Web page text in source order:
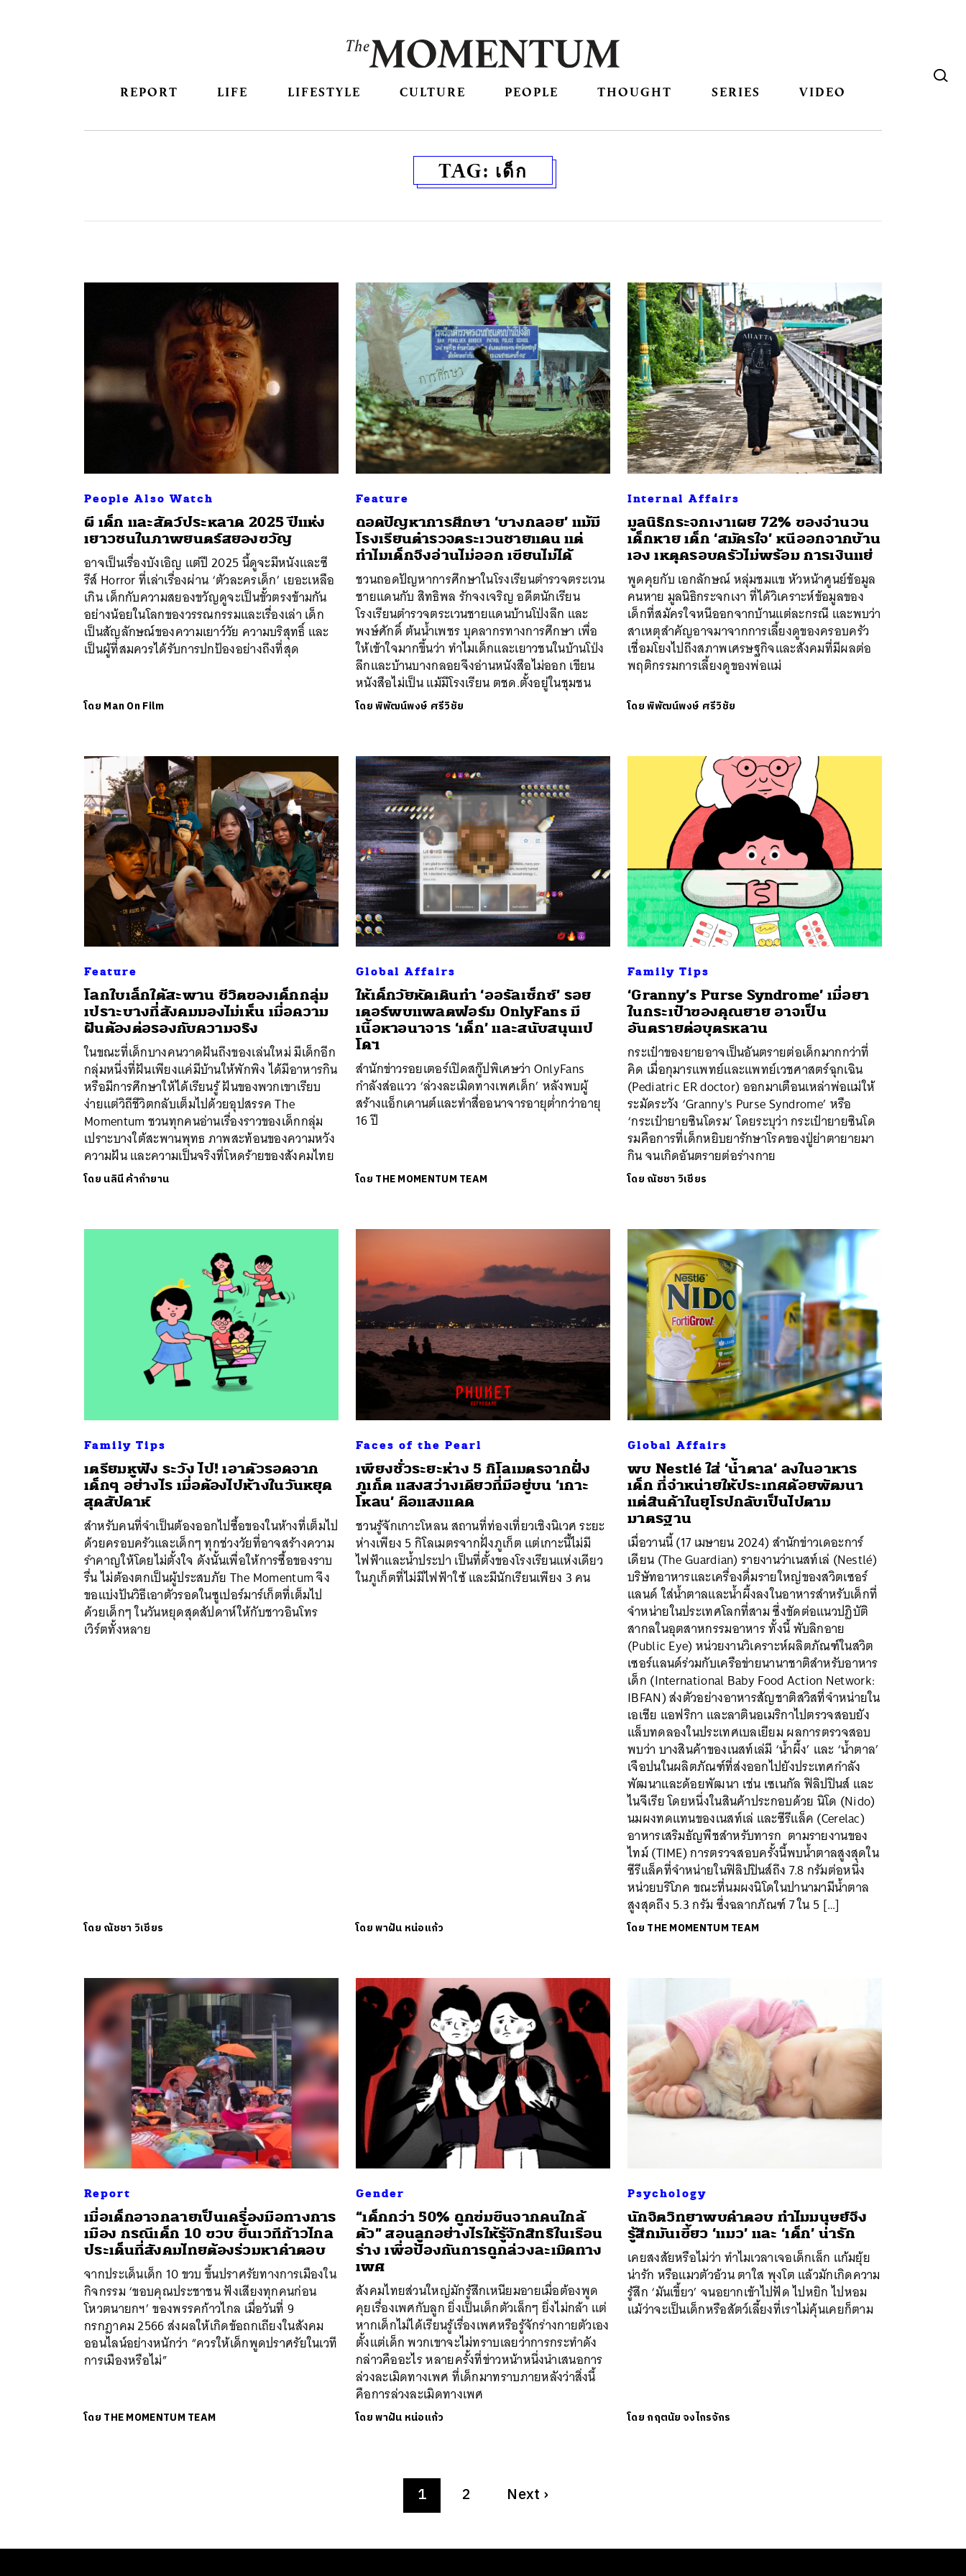
REPORT LIFE LIFESTYLE CULTURE PEOPLE THOUGHT SERIES VIDEO
TAG: เด็ก
People Also Watch
ผี เด็ก และสัตว์ประหลาด 2025 ปีแห่ง
เยาวชนในภาพยนตร์สยองขวัญ
อาจเป็นเรื่องบังเอิญ แต่ปี 2025 นี้ดูจะมีหนังและซี
รีส์ Horror ที่เล่าเรื่องผ่าน ‘ตัวละครเด็ก’ เยอะเหลือ
เกิน เด็กกับความสยองขวัญดูจะเป็นขั้วตรงข้ามกัน
อย่างน้อยในโลกของวรรณกรรมและเรื่องเล่า เด็ก
เป็นสัญลักษณ์ของความเยาว์วัย ความบริสุทธิ์ และ
เป็นผู้ที่สมควรได้รับการปกป้องอย่างถึงที่สุด
โดย Man On Film
Feature
ถอดปัญหาการศึกษา ‘บางกลอย’ แม้มี
โรงเรียนตำรวจตระเวนชายแดน แต่
ทำไมเด็กจึงอ่านไม่ออก เขียนไม่ได้
ชวนถอดปัญหาการศึกษาในโรงเรียนตำรวจตระเวน
ชายแดนกับ สิทธิพล รักจงเจริญ อดีตนักเรียน
โรงเรียนตำรวจตระเวนชายแดนบ้านโป่งลึก และ
พงษ์ศักดิ์ ต้นน้ำเพชร บุคลากรทางการศึกษา เพื่อ
ให้เข้าใจมากขึ้นว่า ทำไมเด็กและเยาวชนในบ้านโป่ง
ลึกและบ้านบางกลอยจึงอ่านหนังสือไม่ออก เขียน
หนังสือไม่เป็น แม้มีโรงเรียน ตชด.ตั้งอยู่ในชุมชน
โดยพิพัฒน์พงษ์ ศรีวิชัย
Internal Affairs
มูลนิธิกระจกเงาเผย 72% ของจำนวน
เด็กหาย เด็ก ‘สมัครใจ’ หนีออกจากบ้าน
เอง เหตุครอบครัวไม่พร้อม การเงินแย่
พูดคุยกับ เอกลักษณ์ หลุ่มชมแข หัวหน้าศูนย์ข้อมูล
คนหาย มูลนิธิกระจกเงา ที่ได้วิเคราะห์ข้อมูลของ
เด็กที่สมัครใจหนีออกจากบ้านแต่ละกรณี และพบว่า
สาเหตุสำคัญอาจมาจากการเลี้ยงดูของครอบครัว
เชื่อมโยงไปถึงสภาพเศรษฐกิจและสังคมที่มีผลต่อ
พฤติกรรมการเลี้ยงดูของพ่อแม่
โดยพิพัฒน์พงษ์ ศรีวิชัย
Feature
โลกใบเล็กใต้สะพาน ชีวิตของเด็กกลุ่ม
เปราะบางที่สังคมมองไม่เห็น เมื่อความ
ฝันต้องต่อรองกับความจริง
ในขณะที่เด็กบางคนวาดฝันถึงของเล่นใหม่ มีเด็กอีก
กลุ่มหนึ่งที่ฝันเพียงแค่มีบ้านให้พักพิง ได้มีอาหารกิน
หรือมีการศึกษาให้ได้เรียนรู้ ฝันของพวกเขาเรียบ
ง่ายแต่วิถีชีวิตกลับเต็มไปด้วยอุปสรรค The
Momentum ชวนทุกคนอ่านเรื่องราวของเด็กกลุ่ม
เปราะบางใต้สะพานพุทธ ภาพสะท้อนของความหวัง
ความฝัน และความเป็นจริงที่โหดร้ายของสังคมไทย
โดย นลินี ค้ากำยาน
Global Affairs
ให้เด็กวัยหัดเดินทำ ‘ออรัลเซ็กซ์’ รอย
เตอร์พบแพลตฟอร์ม OnlyFans มี
เนื้อหาอนาจาร ‘เด็ก’ และสนับสนุนเป
โดฯ
สำนักข่าวรอยเตอร์เปิดสกู๊ปพิเศษว่า OnlyFans
กำลังส่อแวว ‘ล่วงละเมิดทางเพศเด็ก’ หลังพบผู้
สร้างแอ็กเคานต์และทำสื่ออนาจารอายุต่ำกว่าอายุ
16 ปี
โดย THE MOMENTUM TEAM
Family Tips
‘Granny’s Purse Syndrome’ เมื่อยา
ในกระเป๋าของคุณยาย อาจเป็น
อันตรายต่อบุตรหลาน
กระเป๋าของยายอาจเป็นอันตรายต่อเด็กมากกว่าที่
คิด เมื่อกุมารแพทย์และแพทย์เวชศาสตร์ฉุกเฉิน
(Pediatric ER doctor) ออกมาเตือนเหล่าพ่อแม่ให้
ระมัดระวัง ‘Granny's Purse Syndrome’ หรือ
‘กระเป๋ายายซินโดรม’ โดยระบุว่า กระเป๋ายายซินโด
รมคือการที่เด็กหยิบยารักษาโรคของปู่ย่าตายายมา
กิน จนเกิดอันตรายต่อร่างกาย
โดย ณัชชา วิเชียร
Family Tips
เตรียมหูฟัง ระวัง ไป! เอาตัวรอดจาก
เด็กๆ อย่างไร เมื่อต้องไปห้างในวันหยุด
สุดสัปดาห์
สำหรับคนที่จำเป็นต้องออกไปซื้อของในห้างที่เต็มไป
ด้วยครอบครัวและเด็กๆ ทุกช่วงวัยที่อาจสร้างความ
รำคาญให้โดยไม่ตั้งใจ ดังนั้นเพื่อให้การซื้อของราบ
รื่น ไม่ต้องตกเป็นผู้ประสบภัย The Momentum จึง
ขอแบ่งปันวิธีเอาตัวรอดในซูเปอร์มาร์เก็ตที่เต็มไป
ด้วยเด็กๆ ในวันหยุดสุดสัปดาห์ให้กับชาวอินโทร
เวิร์ตทั้งหลาย
โดย ณัชชา วิเชียร
Faces of the Pearl
เพียงชั่วระยะห่าง 5 กิโลเมตรจากฝั่ง
ภูเก็ต แสงสว่างเดียวที่มีอยู่บน ‘เกาะ
โหลน’ คือแสงแดด
ชวนรู้จักเกาะโหลน สถานที่ท่องเที่ยวเชิงนิเวศ ระยะ
ห่างเพียง 5 กิโลเมตรจากฝั่งภูเก็ต แต่เกาะนี้ไม่มี
ไฟฟ้าและน้ำประปา เป็นที่ตั้งของโรงเรียนแห่งเดียว
ในภูเก็ตที่ไม่มีไฟฟ้าใช้ และมีนักเรียนเพียง 3 คน
โดยพาฝัน หน่อแก้ว
Global Affairs
พบ Nestlé ใส่ ‘น้ำตาล’ ลงในอาหาร
เด็ก ที่จำหน่ายให้ประเทศด้อยพัฒนา
แต่สินค้าในยุโรปกลับเป็นไปตาม
มาตรฐาน
เมื่อวานนี้ (17 เมษายน 2024) สำนักข่าวเดอะการ์
เดียน (The Guardian) รายงานว่าเนสท์เล่ (Nestlé)
บริษัทอาหารและเครื่องดื่มรายใหญ่ของสวิตเซอร์
แลนด์ ใส่น้ำตาลและน้ำผึ้งลงในอาหารสำหรับเด็กที่
จำหน่ายในประเทศโลกที่สาม ซึ่งขัดต่อแนวปฏิบัติ
สากลในอุตสาหกรรมอาหาร ทั้งนี้ พับลิกอาย
(Public Eye) หน่วยงานวิเคราะห์ผลิตภัณฑ์ในสวิต
เซอร์แลนด์ร่วมกับเครือข่ายนานาชาติสำหรับอาหาร
เด็ก (International Baby Food Action Network:
IBFAN) ส่งตัวอย่างอาหารสัญชาติสวิสที่จำหน่ายใน
เอเชีย แอฟริกา และลาตินอเมริกาไปตรวจสอบยัง
แล็บทดลองในประเทศเบลเยียม ผลการตรวจสอบ
พบว่า บางสินค้าของเนสท์เล่มี ‘น้ำผึ้ง’ และ ‘น้ำตาล’
เจือปนในผลิตภัณฑ์ที่ส่งออกไปยังประเทศกำลัง
พัฒนาและด้อยพัฒนา เช่น เซเนกัล ฟิลิปปินส์ และ
ไนจีเรีย โดยหนึ่งในสินค้าประกอบด้วย นิโด (Nido)
นมผงทดแทนของเนสท์เล่ และซีรีแล็ค (Cerelac)
อาหารเสริมธัญพืชสำหรับทารก ตามรายงานของ
ไทม์ (TIME) การตรวจสอบครั้งนี้พบน้ำตาลสูงสุดใน
ซีรีแล็คที่จำหน่ายในฟิลิปปินส์ถึง 7.8 กรัมต่อหนึ่ง
หน่วยบริโภค ขณะที่นมผงนิโดในปานามามีน้ำตาล
สูงสุดถึง 5.3 กรัม ซึ่งฉลากภัณฑ์ 7 ใน 5 […]
โดย THE MOMENTUM TEAM
Report
เมื่อเด็กอาจกลายเป็นเครื่องมือทางการ
เมือง กรณีเด็ก 10 ขวบ ขึ้นเวทีก้าวไกล
ประเด็นที่สังคมไทยต้องร่วมหาคำตอบ
จากประเด็นเด็ก 10 ขวบ ขึ้นปราศรัยทางการเมืองใน
กิจกรรม ‘ขอบคุณประชาชน ฟังเสียงทุกคนก่อน
โหวตนายกฯ’ ของพรรคก้าวไกล เมื่อวันที่ 9
กรกฎาคม 2566 ส่งผลให้เกิดข้อถกเถียงในสังคม
ออนไลน์อย่างหนักว่า “ควรให้เด็กพูดปราศรัยในเวที
การเมืองหรือไม่”
โดย THE MOMENTUM TEAM
Gender
“เด็กกว่า 50% ถูกข่มขืนจากคนใกล้
ตัว” สอนลูกอย่างไรให้รู้จักสิทธิในเรือน
ร่าง เพื่อป้องกันการถูกล่วงละเมิดทาง
เพศ
สังคมไทยส่วนใหญ่มักรู้สึกเหนียมอายเมื่อต้องพูด
คุยเรื่องเพศกับลูก ยิ่งเป็นเด็กตัวเล็กๆ ยิ่งไม่กล้า แต่
หากเด็กไม่ได้เรียนรู้เรื่องเพศหรือรู้จักร่างกายตัวเอง
ตั้งแต่เด็ก พวกเขาจะไม่ทราบเลยว่าการกระทำดัง
กล่าวคืออะไร หลายครั้งที่ข่าวหน้าหนึ่งนำเสนอการ
ล่วงละเมิดทางเพศ ที่เด็กมาทราบภายหลังว่าสิ่งนี้
คือการล่วงละเมิดทางเพศ
โดยพาฝัน หน่อแก้ว
Psychology
นักจิตวิทยาพบคำตอบ ทำไมมนุษย์จึง
รู้สึกมันเขี้ยว ‘แมว’ และ ‘เด็ก’ น่ารัก
เคยสงสัยหรือไม่ว่า ทำไมเวลาเจอเด็กเล็ก แก้มยุ้ย
น่ารัก หรือแมวตัวอ้วน ตาใส พุงโต แล้วมักเกิดความ
รู้สึก ‘มันเขี้ยว’ จนอยากเข้าไปฟัด ไปหยิก ไปหอม
แม้ว่าจะเป็นเด็กหรือสัตว์เลี้ยงที่เราไม่คุ้นเคยก็ตาม
โดย กฤตนัย จงไกรจักร
1 2 Next ›
SHARE TWEET LINE EMAIL